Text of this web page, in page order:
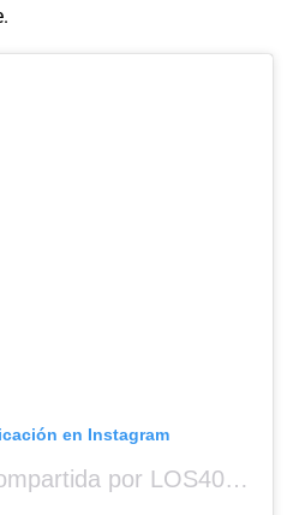
en Instagram
Una publicación compartida por LOS40 Panamá (@los40panama)